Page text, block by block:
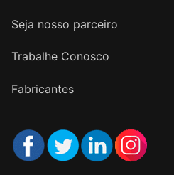
Seja nosso parceiro
Trabalhe Conosco
Fabricantes